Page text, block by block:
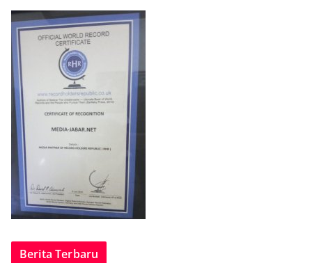
Berita Terbaru